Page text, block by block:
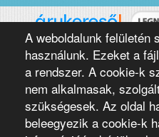
A weboldalunk felületén
használunk. Ezeket a
a rendszer. A cookie-k
nem alkalmasak,
szükségesek. Az oldal
beleegyezik a cookie-k